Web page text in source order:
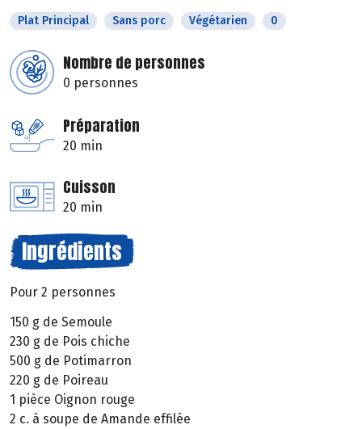
Plat Principal Sans porc Végétarien 0
Nombre de personnes
0 personnes
Préparation
20 min
Cuisson
20 min
Ingrédients
Pour 2 personnes
150 g de Semoule
230 g de Pois chiche
500 g de Potimarron
220 g de Poireau
1 pièce Oignon rouge
2 c. à soupe de Amande effilée